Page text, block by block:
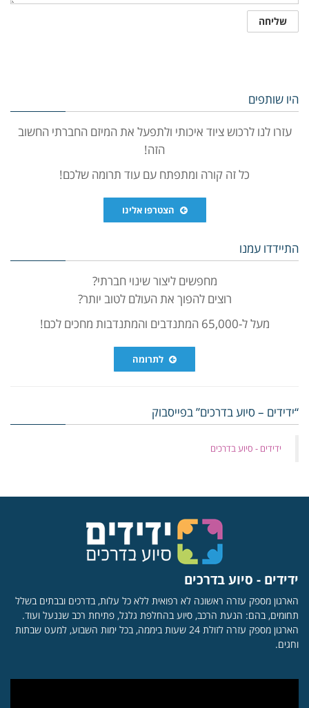
היו שותפים
עזרו לנו לרכוש ציוד איכותי ולתפעל את המיזם החברתי החשוב
הזה!
כל זה קורה ומתפתח עם עוד תרומה שלכם!
הצטרפו אלינו
התיידדו עמנו
מחפשים ליצור שינוי חברתי?
רוצים להפוך את העולם לטוב יותר?
מעל ל-65,000 המתנדבים והמתנדבות מחכים לכם!
לתרומה
“ידידים – סיוע בדרכים” בפייסבוק
‏ידידים - סיוע בדרכים
ידידים - סיוע בדרכים
הארגון מספק עזרה ראשונה לא רפואית ללא כל עלות, בדרכים ובבתים בשלל
תחומים, בהם: הנעת הרכב, סיוע בהחלפת גלגל, פתיחת רכב שננעל ועוד.
הארגון מספק עזרה לזולת 24 שעות ביממה, בכל ימות השבוע, למעט שבתות
וחגים.